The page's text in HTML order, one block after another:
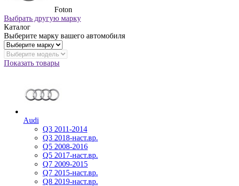
Foton
Выбрать другую марку
Каталог
Выберите марку вашего автомобиля
Показать товары
Audi
Q3 2011-2014
Q3 2018-наст.вр.
Q5 2008-2016
Q5 2017-наст.вр.
Q7 2009-2015
Q7 2015-наст.вр.
Q8 2019-наст.вр.